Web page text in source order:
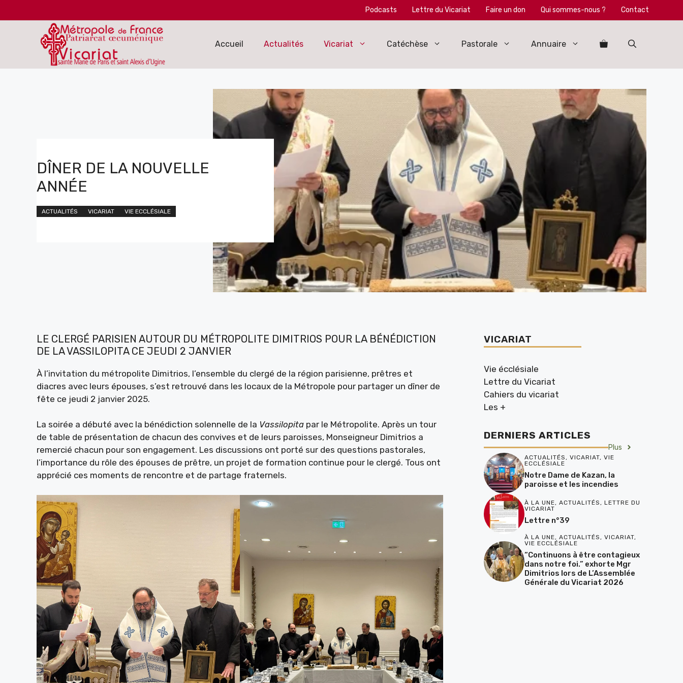
au
Podcasts Lettre du Vicariat Faire un don Qui sommes-nous ? Contact
Accueil Actualités Vicariat Catéchèse Pastorale Annuaire
DÎNER DE LA NOUVELLE
ANNÉE
ACTUALITÉS VICARIAT VIE ECCLÉSIALE
LE CLERGÉ PARISIEN AUTOUR DU MÉTROPOLITE DIMITRIOS POUR LA BÉNÉDICTION
DE LA VASSILOPITA CE JEUDI 2 JANVIER
À l’invitation du métropolite Dimitrios, l’ensemble du clergé de la région parisienne, prêtres et
diacres avec leurs épouses, s’est retrouvé dans les locaux de la Métropole pour partager un dîner de
fête ce jeudi 2 janvier 2025.
La soirée a débuté avec la bénédiction solennelle de la Vassilopita par le Métropolite. Après un tour
de table de présentation de chacun des convives et de leurs paroisses, Monseigneur Dimitrios a
remercié chacun pour son engagement. Les discussions ont porté sur des questions pastorales,
l’importance du rôle des épouses de prêtre, un projet de formation continue pour le clergé. Tous ont
apprécié ces moments de rencontre et de partage fraternels.
VICARIAT
Vie écclésiale
Lettre du Vicariat
Cahiers du vicariat
Les +
DERNIERS ARTICLES
Plus
ACTUALITÉS, VICARIAT, VIE
ECCLÉSIALE
Notre Dame de Kazan, la
paroisse et les incendies
À LA UNE, ACTUALITÉS, LETTRE DU
VICARIAT
Lettre n°39
À LA UNE, ACTUALITÉS, VICARIAT,
VIE ECCLÉSIALE
“Continuons à être contagieux
dans notre foi.” exhorte Mgr
Dimitrios lors de L’Assemblée
Générale du Vicariat 2026